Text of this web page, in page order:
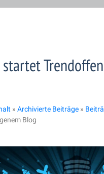
» Archivierte Beiträge »
Blog